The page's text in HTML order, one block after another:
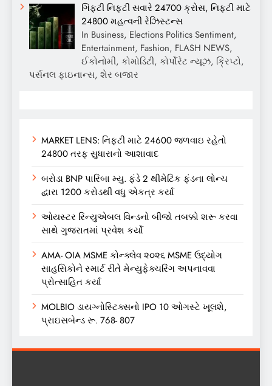
ગિફ્ટી નિફ્ટી સવારે 24700 ક્રોસ, નિફ્ટી માટે
24800 મહત્વની રેઝિસ્ટન્સ
In Business, Elections Politics Sentiment,
Entertainment, Fashion, FLASH NEWS,
ઈકોનોમી, કોમોડિટી, કોર્પોરેટ ન્યૂઝ, ક્રિપ્ટો,
પર્સનલ ફાઇનાન્સ, શેર બજાર
MARKET LENS: નિફ્ટી માટે 24600 જળવાઇ રહેતો
24800 તરફ સુધારાનો આશાવાદ
બરોડા BNP પારિબા મ્યુ. ફંડે 2 થીમેટિક ફંડના લોન્ચ
દ્વારા 1200 કરોડથી વધુ એકત્ર કર્યા
ઓયસ્ટર રિન્યુએબલ વિન્ડનો બીજો તબક્કો શરૂ કરવા
સાથે ગુજરાતમાં પ્રવેશ કર્યો
AMA- OIA MSME કોન્ક્લેવ ૨૦૨૬ MSME ઉદ્યોગ
સાહસિકોને સ્માર્ટ રીતે મેન્યુફેક્ચરિંગ અપનાવવા
પ્રોત્સાહિત કર્યા
MOLBIO ડાયગ્નોસ્ટિક્સનો IPO 10 ઓગસ્ટે ખૂલશે,
પ્રાઇસબેન્ડ રૂ. 768- 807